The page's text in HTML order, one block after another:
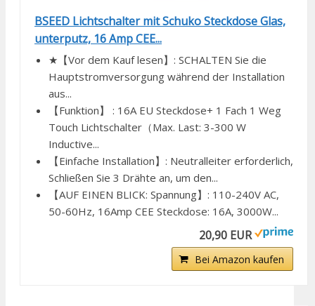
BSEED Lichtschalter mit Schuko Steckdose Glas,
unterputz, 16 Amp CEE...
★【Vor dem Kauf lesen】: SCHALTEN Sie die
Hauptstromversorgung während der Installation
aus...
【Funktion】 : 16A EU Steckdose+ 1 Fach 1 Weg
Touch Lichtschalter（Max. Last: 3-300 W
Inductive...
【Einfache Installation】: Neutralleiter erforderlich,
Schließen Sie 3 Drähte an, um den...
【AUF EINEN BLICK: Spannung】: 110-240V AC,
50-60Hz, 16Amp CEE Steckdose: 16A, 3000W...
20,90 EUR
Bei Amazon kaufen